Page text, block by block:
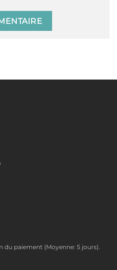
du paiement (Moyenne: 5 jours).